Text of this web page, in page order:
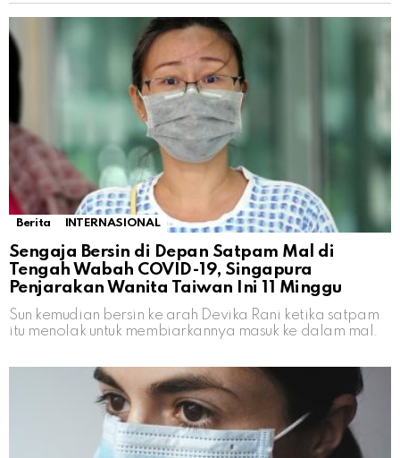
Berita INTERNASIONAL
Sengaja Bersin di Depan Satpam Mal di
Tengah Wabah COVID-19, Singapura
Penjarakan Wanita Taiwan Ini 11 Minggu
Sun kemudian bersin ke arah Devika Rani ketika satpam
itu menolak untuk membiarkannya masuk ke dalam mal.